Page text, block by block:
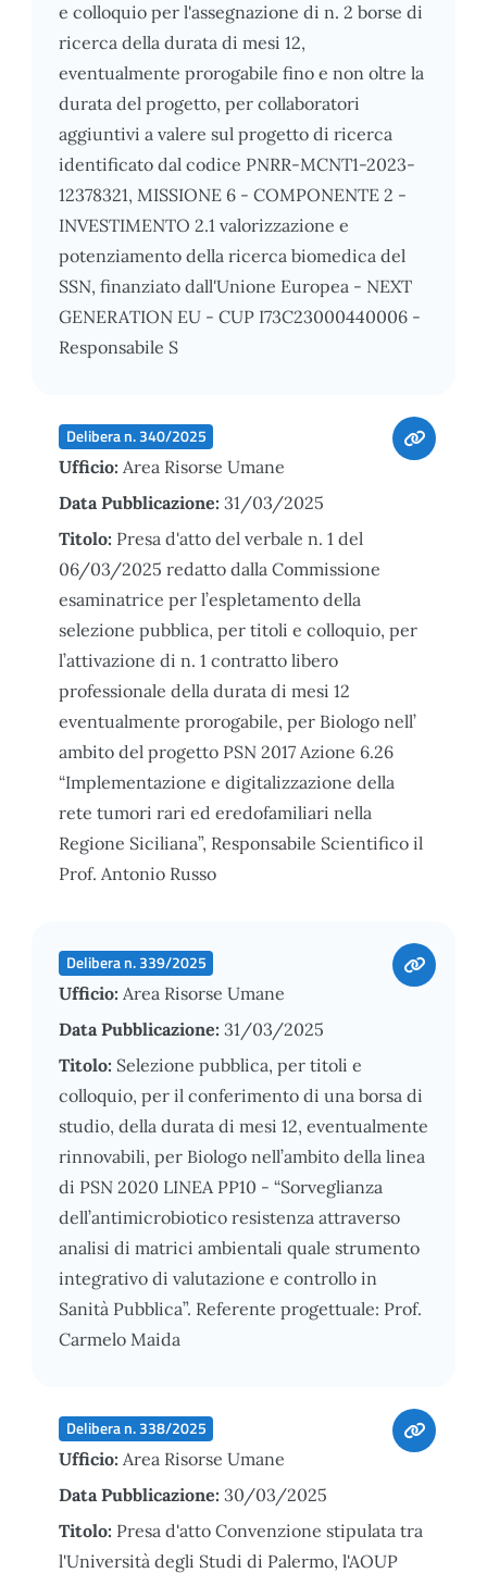
e colloquio per l'assegnazione di n. 2 borse di
ricerca della durata di mesi 12,
eventualmente prorogabile fino e non oltre la
durata del progetto, per collaboratori
aggiuntivi a valere sul progetto di ricerca
identificato dal codice PNRR-MCNT1-2023-
12378321, MISSIONE 6 - COMPONENTE 2 -
INVESTIMENTO 2.1 valorizzazione e
potenziamento della ricerca biomedica del
SSN, finanziato dall'Unione Europea - NEXT
GENERATION EU - CUP I73C23000440006 -
Responsabile S
Delibera n. 340/2025
Ufficio: Area Risorse Umane
Data Pubblicazione: 31/03/2025
Titolo: Presa d'atto del verbale n. 1 del
06/03/2025 redatto dalla Commissione
esaminatrice per l’espletamento della
selezione pubblica, per titoli e colloquio, per
l’attivazione di n. 1 contratto libero
professionale della durata di mesi 12
eventualmente prorogabile, per Biologo nell’
ambito del progetto PSN 2017 Azione 6.26
“Implementazione e digitalizzazione della
rete tumori rari ed eredofamiliari nella
Regione Siciliana”, Responsabile Scientifico il
Prof. Antonio Russo
Delibera n. 339/2025
Ufficio: Area Risorse Umane
Data Pubblicazione: 31/03/2025
Titolo: Selezione pubblica, per titoli e
colloquio, per il conferimento di una borsa di
studio, della durata di mesi 12, eventualmente
rinnovabili, per Biologo nell’ambito della linea
di PSN 2020 LINEA PP10 - “Sorveglianza
dell’antimicrobiotico resistenza attraverso
analisi di matrici ambientali quale strumento
integrativo di valutazione e controllo in
Sanità Pubblica”. Referente progettuale: Prof.
Carmelo Maida
Delibera n. 338/2025
Ufficio: Area Risorse Umane
Data Pubblicazione: 30/03/2025
Titolo: Presa d'atto Convenzione stipulata tra
l'Università degli Studi di Palermo, l'AOUP